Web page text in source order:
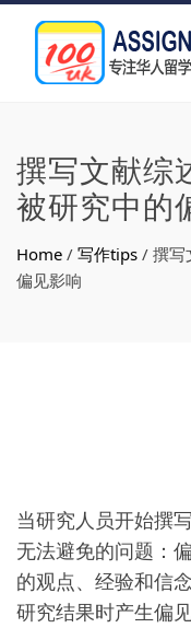
撰写文献综
被研究中的
Home / 写作tips / 撰写
偏见影响
当研究人员开始撰
无法避免的问题：
的观点、经验和信
研究结果时产生偏